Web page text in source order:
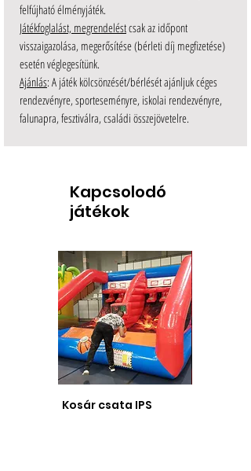
felfújható élményjáték.
Játékfoglalást, megrendeléstcsak az időpont
visszaigazolása, megerősítése (bérleti díj megfizetése)
esetén véglegesítünk.
Ajánlás: A játék kölcsönzését/bérlését ajánljuk céges
rendezvényre, sporteseményre, iskolai rendezvényre,
falunapra, fesztiválra, családi összejövetelre.
Kapcsolodó
játékok
Kosár csata IPS